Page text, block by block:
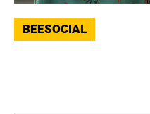
BEESOCIAL